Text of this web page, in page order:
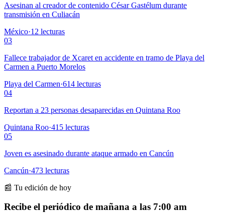
Asesinan al creador de contenido César Gastélum durante
transmisión en Culiacán
México·12 lecturas
03
Fallece trabajador de Xcaret en accidente en tramo de Playa del
Carmen a Puerto Morelos
Playa del Carmen·614 lecturas
04
Reportan a 23 personas desaparecidas en Quintana Roo
Quintana Roo·415 lecturas
05
Joven es asesinado durante ataque armado en Cancún
Cancún·473 lecturas
📰 Tu edición de hoy
Recibe el periódico de mañana a las 7:00 am